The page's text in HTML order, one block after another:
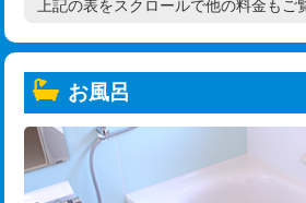
高度高圧洗浄換
トーラー機使用/3mまで
追加トーラー機使用/3m超え
カメラ調査
上記の表をスクロールで他の料金もご
お風呂